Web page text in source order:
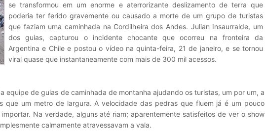
se transformou em um enorme e aterrorizante deslizamento de terra que
poderia ter ferido gravemente ou causado a morte de um grupo de turistas
que faziam uma caminhada na Cordilheira dos Andes. Julian Insaurralde, um
dos guias, capturou o incidente chocante que ocorreu na fronteira da
Argentina e Chile e postou o vídeo na quinta-feira, 21 de janeiro, e se tornou
viral quase que instantaneamente com mais de 300 mil acessos.
equipe de guias de caminhada de montanha ajudando os turistas, um por um, a
que um metro de largura. A velocidade das pedras que fluem já é um pouco
Na verdade, alguns até riam; aparentemente satisfeitos de ver o show
calmamente atravessavam a vala.